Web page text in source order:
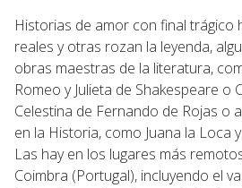
Historias de amor con final trágico
reales y otras rozan la leyenda,
obras maestras de la literatura,
Romeo y Julieta de Shakespeare o
Celestina de Fernando de Rojas o
en la Historia, como Juana la Loca
Las hay en los lugares más
Coimbra (Portugal), incluyendo el